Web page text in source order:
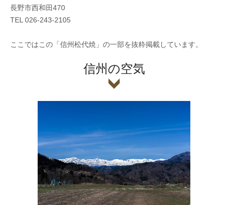
長野市西和田470
TEL 026-243-2105
ここではこの「信州松代焼」の一部を抜粋掲載しています。
信州の空気